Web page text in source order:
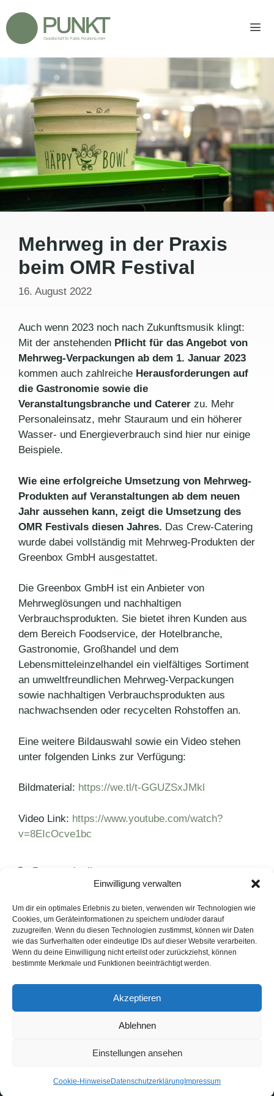
Einwilligung verwalten
Um dir ein optimales Erlebnis zu bieten, verwenden wir Technologien wie
Cookies, um Geräteinformationen zu speichern und/oder darauf
zuzugreifen. Wenn du diesen Technologien zustimmst, können wir Daten
wie das Surfverhalten oder eindeutige IDs auf dieser Website verarbeiten.
Wenn du deine Einwilligung nicht erteilst oder zurückziehst, können
bestimmte Merkmale und Funktionen beeinträchtigt werden.
Akzeptieren
Ablehnen
Einstellungen ansehen
Cookie-Hinweise Datenschutzerklärung Impressum
Inhalt
springen
Mehrweg in der Praxis
beim OMR Festival
16. August 2022
Auch wenn 2023 noch nach Zukunftsmusik klingt:
Mit der anstehenden Pflicht für das Angebot von
Mehrweg-Verpackungen ab dem 1. Januar 2023
kommen auch zahlreiche Herausforderungen auf
die Gastronomie sowie die
Veranstaltungsbranche und Caterer zu. Mehr
Personaleinsatz, mehr Stauraum und ein höherer
Wasser- und Energieverbrauch sind hier nur einige
Beispiele.
Wie eine erfolgreiche Umsetzung von Mehrweg-
Produkten auf Veranstaltungen ab dem neuen
Jahr aussehen kann, zeigt die Umsetzung des
OMR Festivals diesen Jahres. Das Crew-Catering
wurde dabei vollständig mit Mehrweg-Produkten der
Greenbox GmbH ausgestattet.
Die Greenbox GmbH ist ein Anbieter von
Mehrweglösungen und nachhaltigen
Verbrauchsprodukten. Sie bietet ihren Kunden aus
dem Bereich Foodservice, der Hotelbranche,
Gastronomie, Großhandel und dem
Lebensmitteleinzelhandel ein vielfältiges Sortiment
an umweltfreundlichen Mehrweg-Verpackungen
sowie nachhaltigen Verbrauchsprodukten aus
nachwachsenden oder recycelten Rohstoffen an.
Eine weitere Bildauswahl sowie ein Video stehen
unter folgenden Links zur Verfügung:
Bildmaterial: https://we.tl/t-GGUZSxJMkl
Video Link: https://www.youtube.com/watch?
v=8EIcOcve1bc
Kategorien
Pressemitteilungen
greenbox,OMR
3 Marketingtrends der Zukunft
Bridgestone dominiert das 8-Stunden-Rennen
von Suzuka
English Version
FAQ
© 1991 - 2026. PUNKT PR GmbH. Alle Rechte vorbehalten.